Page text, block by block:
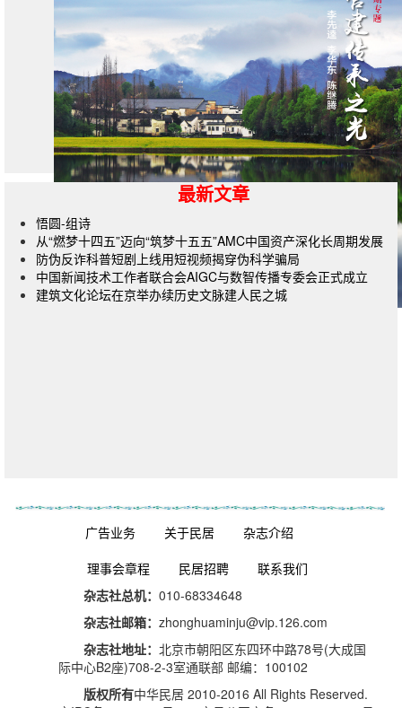
最新文章
悟圆-组诗
从“燃梦十四五”迈向“筑梦十五五”AMC中国资产深化长周期发展
防伪反诈科普短剧上线用短视频揭穿伪科学骗局
中国新闻技术工作者联合会AIGC与数智传播专委会正式成立
建筑文化论坛在京举办续历史文脉建人民之城
广告业务 关于民居
杂志介绍
理事会章程
民居招聘
联系我们
杂志社总机： 010-68334648
杂志社邮箱： zhonghuaminju@vip.126.com
杂志社地址： 北京市朝阳区东四环中路78号(大成国
际中心B2座)708-2-3室通联部 邮编：100102
版权所有中华民居 2010-2016 All Rights Reserved.